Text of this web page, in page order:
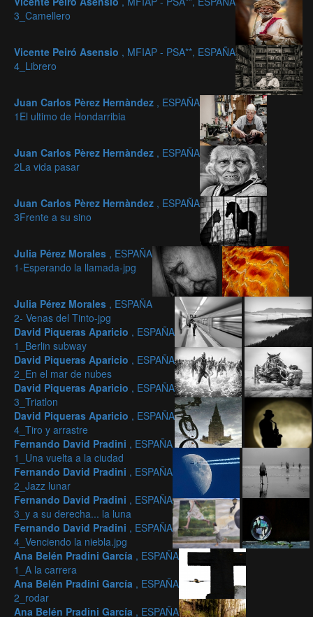
3_Camellero
Vicente Peiró Asensio , MFIAP - PSA**, ESPAÑA
4_Librero
Juan Carlos Pèrez Hernàndez , ESPAÑA
1El ultimo de Hondarribia
Juan Carlos Pèrez Hernàndez , ESPAÑA
2La vida pasar
Juan Carlos Pèrez Hernàndez , ESPAÑA
3Frente a su sino
Julia Pérez Morales , ESPAÑA
1-Esperando la llamada-jpg
Julia Pérez Morales , ESPAÑA
2- Venas del Tinto-jpg
David Piqueras Aparicio , ESPAÑA
1_Berlin subway
David Piqueras Aparicio , ESPAÑA
2_En el mar de nubes
David Piqueras Aparicio , ESPAÑA
3_Triatlon
David Piqueras Aparicio , ESPAÑA
4_Tiro y arrastre
Fernando David Pradini , ESPAÑA
1_Una vuelta a la ciudad
Fernando David Pradini , ESPAÑA
2_Jazz lunar
Fernando David Pradini , ESPAÑA
3_y a su derecha... la luna
Fernando David Pradini , ESPAÑA
4_Venciendo la niebla.jpg
Ana Belén Pradini García , ESPAÑA
1_A la carrera
Ana Belén Pradini García , ESPAÑA
2_rodar
Ana Belén Pradini García , ESPAÑA